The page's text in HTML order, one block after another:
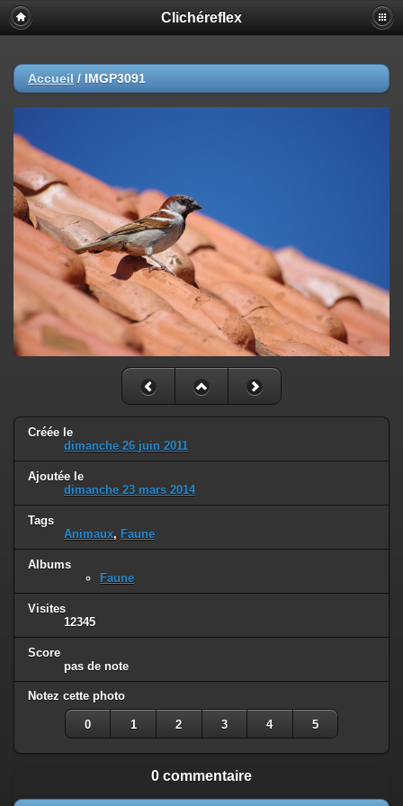
Clichéreflex
Accueil / IMGP3091
Créée le
dimanche 26 juin 2011
Ajoutée le
dimanche 23 mars 2014
Tags
Animaux, Faune
Albums
Faune
Visites
12345
Score
pas de note
Notez cette photo
0 1 2 3 4 5
0 commentaire